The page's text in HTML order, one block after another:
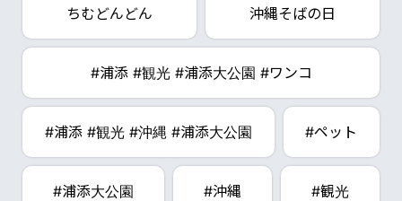
ちむどんどん 沖縄そばの日
#浦添 #観光 #浦添大公園 #ワンコ
#浦添 #観光 #沖縄 #浦添大公園 #ペット
#浦添大公園 #沖縄 #観光